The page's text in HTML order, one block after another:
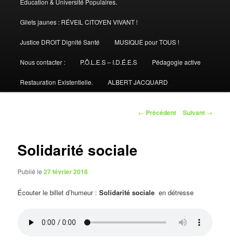
Gilets jaunes : RÉVEIL CITOYEN VIVANT !
Justice DROIT Dignité Santé MUSIQUE pour TOUS !
Nous contacter : P.Ô.L.E.S – I.D.É.E.S Pédagogie active
Restauration Existentielle. ALBERT JACQUARD
Navigation
← Précédent Suivant →
Solidarité sociale
Publié le27 février 2018
Écouter le billet d’humeur :Solidarité socialeen détresse